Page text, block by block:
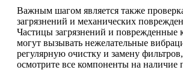
Важным шагом является также
загрязнений и механических
Частицы загрязнений и поврежденные
могут вызывать нежелательные
регулярную очистку и замену
осмотрите все компоненты на наличие